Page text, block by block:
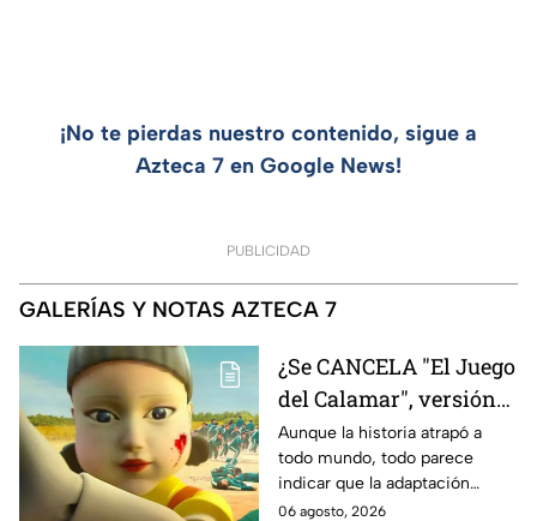
¡No te pierdas nuestro contenido, sigue a
Azteca 7 en Google News!
PUBLICIDAD
GALERÍAS Y NOTAS AZTECA 7
¿Se CANCELA "El Juego
del Calamar", versión
Estados Unidos? Esto
es lo que se sabe al
momento
Aunque la historia atrapó a
todo mundo, todo parece
indicar que la adaptación
podría ser cancelada:
06 agosto, 2026